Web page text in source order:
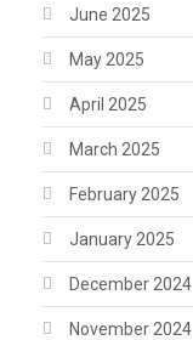
June 2025
May 2025
April 2025
March 2025
February 2025
January 2025
December 2024
November 2024